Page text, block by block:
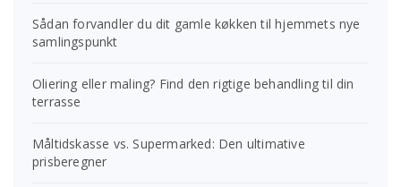
Sådan forvandler du dit gamle køkken til hjemmets nye
samlingspunkt
Oliering eller maling? Find den rigtige behandling til din
terrasse
Måltidskasse vs. Supermarked: Den ultimative
prisberegner